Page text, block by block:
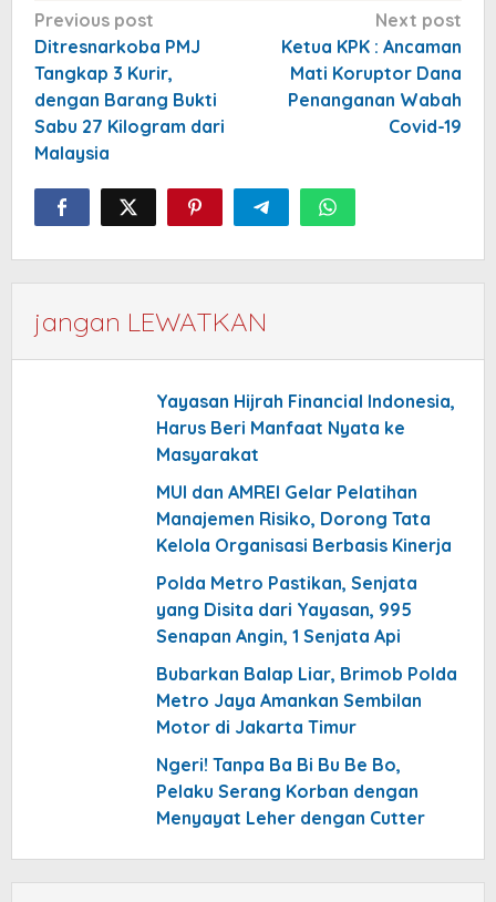
Post
navigation
Previous post
Ditresnarkoba PMJ
Tangkap 3 Kurir,
dengan Barang Bukti
Sabu 27 Kilogram dari
Malaysia
Next post
Ketua KPK : Ancaman
Mati Koruptor Dana
Penanganan Wabah
Covid-19
jangan LEWATKAN
Yayasan Hijrah Financial Indonesia,
Harus Beri Manfaat Nyata ke
Masyarakat
MUI dan AMREI Gelar Pelatihan
Manajemen Risiko, Dorong Tata
Kelola Organisasi Berbasis Kinerja
Polda Metro Pastikan, Senjata
yang Disita dari Yayasan, 995
Senapan Angin, 1 Senjata Api
Bubarkan Balap Liar, Brimob Polda
Metro Jaya Amankan Sembilan
Motor di Jakarta Timur
Ngeri! Tanpa Ba Bi Bu Be Bo,
Pelaku Serang Korban dengan
Menyayat Leher dengan Cutter